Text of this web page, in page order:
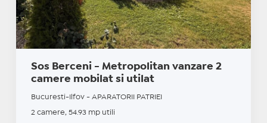
Sos Berceni - Metropolitan vanzare 2
camere mobilat si utilat
Bucuresti-Ilfov - APARATORII PATRIEI
2 camere, 54.93 mp utili